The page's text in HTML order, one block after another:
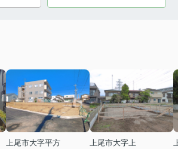
上尾市大字平方
上尾市大字上